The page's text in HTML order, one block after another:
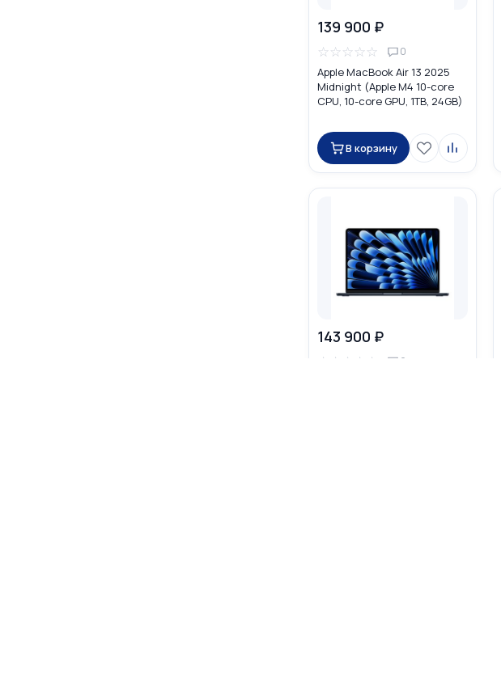
139 900 ₽
☆☆☆☆☆ 0
Apple MacBook Air 13 2025
Midnight (Apple M4 10-core
CPU, 10-core GPU, 1TB, 24GB)
В корзину
143 900 ₽
☆ ☆ ☆ ☆ ☆ 0